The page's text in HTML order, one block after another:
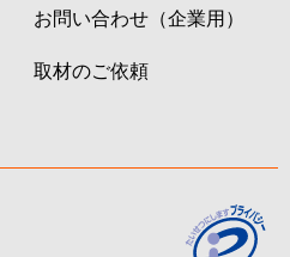
お問い合わせ（企業用）
取材のご依頼